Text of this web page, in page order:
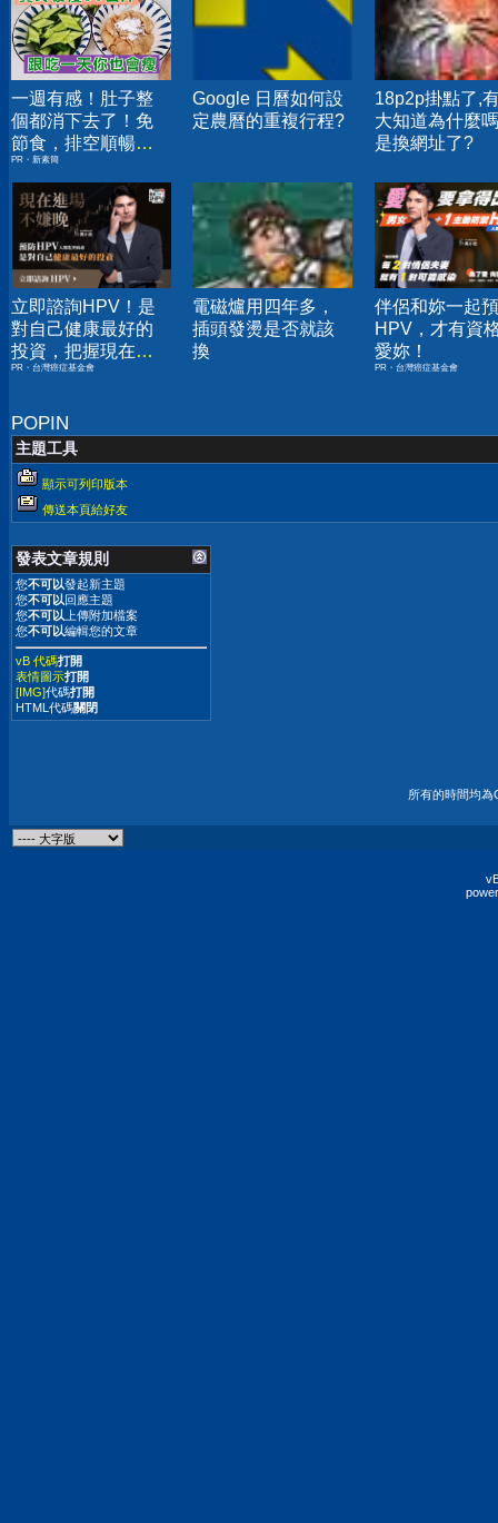
一週有感！肚子整
個都消下去了！免
節食，排空順暢就
夠
PR・新素簡
Google 日曆如何設
定農曆的重複行程?
18p2p掛點了,
大知道為什麼
是換網址了?
立即諮詢HPV！是
對自己健康最好的
投資，把握現在不
嫌晚！
PR・台灣癌症基金會
電磁爐用四年多，
插頭發燙是否就該
換
伴侶和妳一起
HPV，才有資
愛妳！
PR・台灣癌症基金會
POPIN
主題工具
顯示可列印版本
傳送本頁給好友
發表文章規則
您不可以發起新主題
您不可以回應主題
您不可以上傳附加檔案
您不可以編輯您的文章
vB 代碼打開
表情圖示打開
[IMG]代碼打開
HTML代碼關閉
所有的時間均為